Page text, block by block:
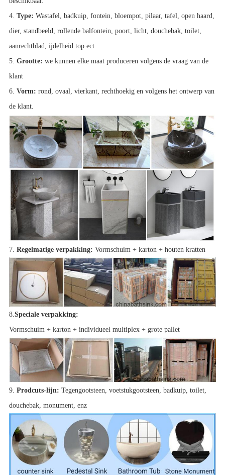
4. Type: Wastafel, badkuip, fontein, bloempot, pilaar, tafel, open haard,
dier, standbeeld, rollende balfontein, poort, licht, douchebak, toilet,
aanrechtblad, ijdelheid top.ect.
5. Grootte: we kunnen elke maat produceren volgens de vraag van de
klant
6. Vorm: rond, ovaal, vierkant, rechthoekig en volgens het ontwerp van
de klant.
7. Regelmatige verpakking: Vormschuim + karton + houten kratten
8.Speciale verpakking:
Vormschuim + karton + individueel multiplex + grote pallet
9. Prodcuts-lijn: Tegengootsteen, voetstukgootsteen, badkuip, toilet,
douchebak, monument, enz